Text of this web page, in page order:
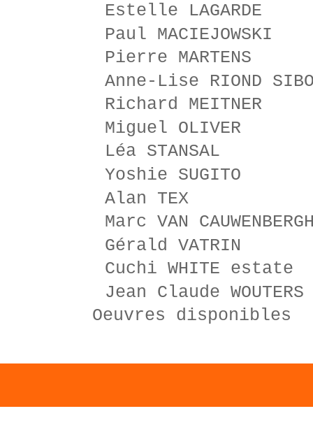
Estelle LAGARDE
Paul MACIEJOWSKI
Pierre MARTENS
Anne-Lise RIOND
Richard MEITNER
Miguel OLIVER
Léa STANSAL
Yoshie SUGITO
Alan TEX
Marc VAN
Gérald VATRIN
Cuchi WHITE estate
Jean Claude WOUTERS
Oeuvres disponibles